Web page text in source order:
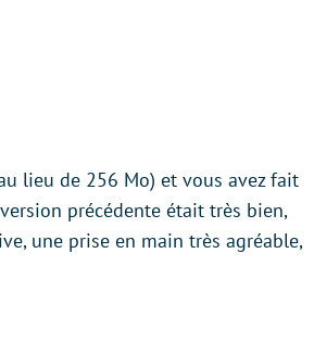
lieu de 256 Mo) et vous avez fait
précédente était très bien,
une prise en main très agréable,